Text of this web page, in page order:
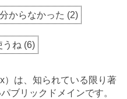
からなかった (2)
うね (6)
）は、知られている限り著
ブリックドメインです。